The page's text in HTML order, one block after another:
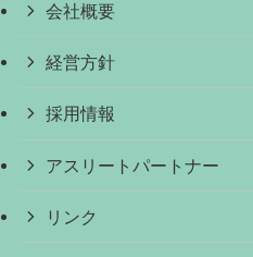
会社概要
経営方針
採用情報
アスリートパートナー
リンク